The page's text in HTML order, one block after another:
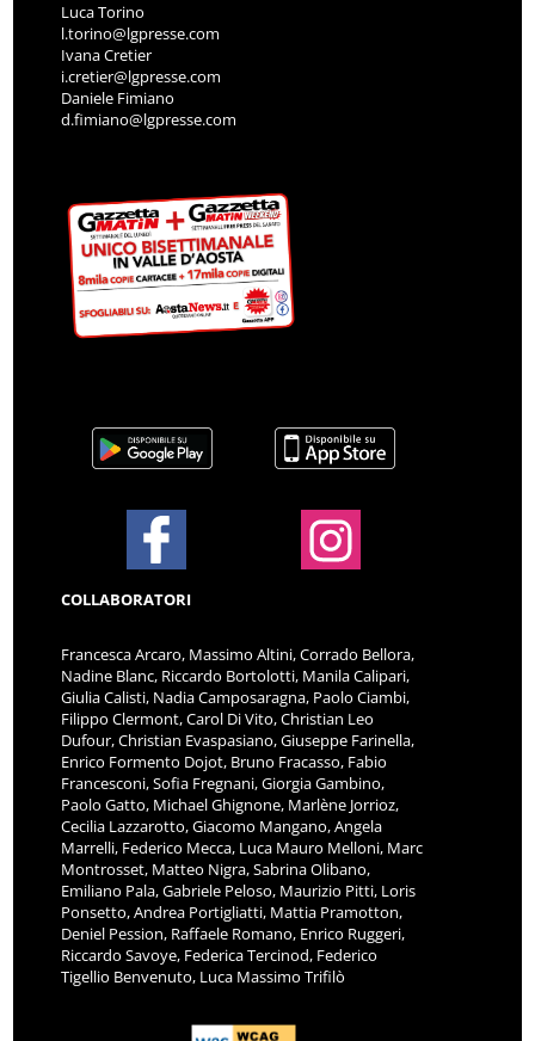
Luca Torino
l.torino@lgpresse.com
Ivana Cretier
i.cretier@lgpresse.com
Daniele Fimiano
d.fimiano@lgpresse.com
COLLABORATORI
Francesca Arcaro, Massimo Altini, Corrado Bellora,
Nadine Blanc, Riccardo Bortolotti, Manila Calipari,
Giulia Calisti, Nadia Camposaragna, Paolo Ciambi,
Filippo Clermont, Carol Di Vito, Christian Leo
Dufour, Christian Evaspasiano, Giuseppe Farinella,
Enrico Formento Dojot, Bruno Fracasso, Fabio
Francesconi, Sofia Fregnani, Giorgia Gambino,
Paolo Gatto, Michael Ghignone, Marlène Jorrioz,
Cecilia Lazzarotto, Giacomo Mangano, Angela
Marrelli, Federico Mecca, Luca Mauro Melloni, Marc
Montrosset, Matteo Nigra, Sabrina Olibano,
Emiliano Pala, Gabriele Peloso, Maurizio Pitti, Loris
Ponsetto, Andrea Portigliatti, Mattia Pramotton,
Deniel Pession, Raffaele Romano, Enrico Ruggeri,
Riccardo Savoye, Federica Tercinod, Federico
Tigellio Benvenuto, Luca Massimo Trifilò